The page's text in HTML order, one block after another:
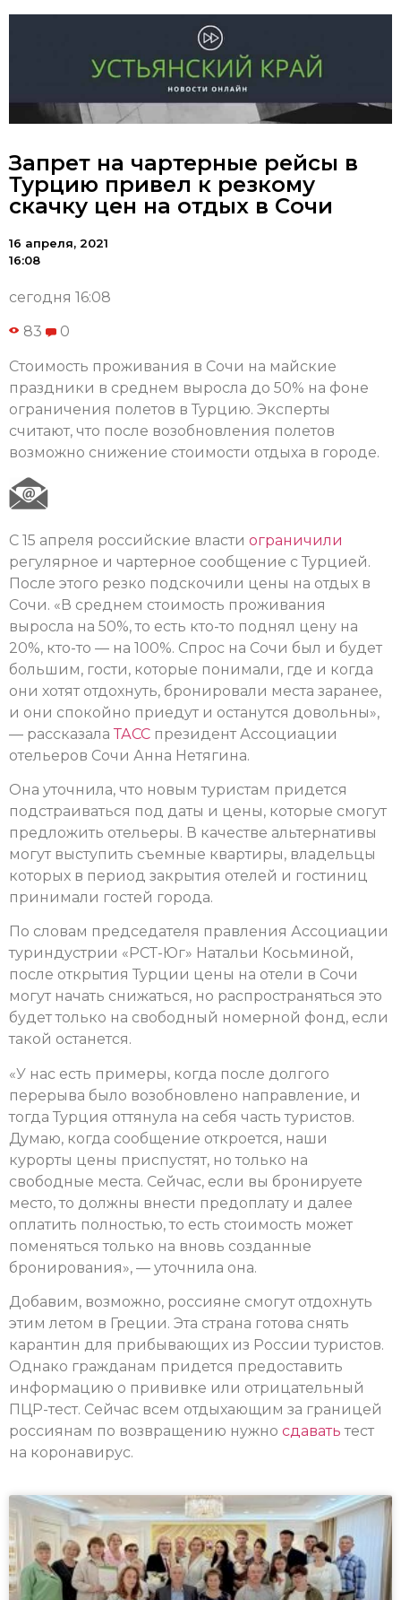
Запрет на чартерные рейсы в
Турцию привел к резкому
скачку цен на отдых в Сочи
16 апреля, 2021
16:08
сегодня 16:08
83 0
Стоимость проживания в Сочи на майские
праздники в среднем выросла до 50% на фоне
ограничения полетов в Турцию. Эксперты
считают, что после возобновления полетов
возможно снижение стоимости отдыха в городе.
С 15 апреля российские власти ограничили
регулярное и чартерное сообщение с Турцией.
После этого резко подскочили цены на отдых в
Сочи. «В среднем стоимость проживания
выросла на 50%, то есть кто-то поднял цену на
20%, кто-то — на 100%. Спрос на Сочи был и будет
большим, гости, которые понимали, где и когда
они хотят отдохнуть, бронировали места заранее,
и они спокойно приедут и останутся довольны»,
— рассказала ТАСС президент Ассоциации
отельеров Сочи Анна Нетягина.
Она уточнила, что новым туристам придется
подстраиваться под даты и цены, которые смогут
предложить отельеры. В качестве альтернативы
могут выступить съемные квартиры, владельцы
которых в период закрытия отелей и гостиниц
принимали гостей города.
По словам председателя правления Ассоциации
туриндустрии «РСТ-Юг» Натальи Косьминой,
после открытия Турции цены на отели в Сочи
могут начать снижаться, но распространяться это
будет только на свободный номерной фонд, если
такой останется.
«У нас есть примеры, когда после долгого
перерыва было возобновлено направление, и
тогда Турция оттянула на себя часть туристов.
Думаю, когда сообщение откроется, наши
курорты цены приспустят, но только на
свободные места. Сейчас, если вы бронируете
место, то должны внести предоплату и далее
оплатить полностью, то есть стоимость может
поменяться только на вновь созданные
бронирования», — уточнила она.
Добавим, возможно, россияне смогут отдохнуть
этим летом в Греции. Эта страна готова снять
карантин для прибывающих из России туристов.
Однако гражданам придется предоставить
информацию о прививке или отрицательный
ПЦР-тест. Сейчас всем отдыхающим за границей
россиянам по возвращению нужно сдавать тест
на коронавирус.